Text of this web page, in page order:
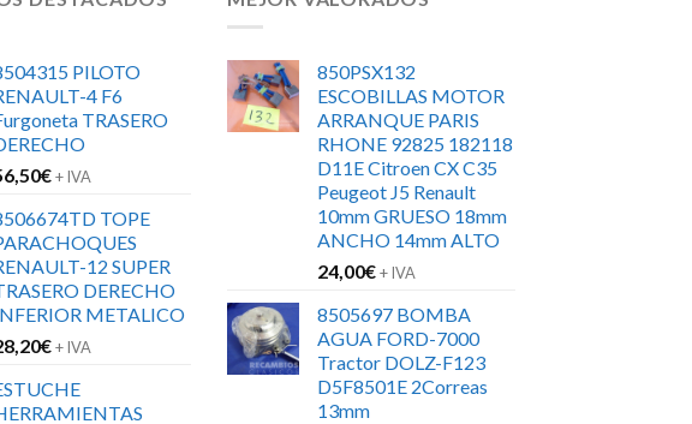
PILOTO
4 F6
TRASERO
€+ IVA
TOPE
12 SUPER
DERECHO
METALICO
€+ IVA
850PSX132
ESCOBILLAS MOTOR
ARRANQUE PARIS
RHONE 92825 182118
D11E Citroen CX C35
Peugeot J5 Renault
10mm GRUESO 18mm
ANCHO 14mm ALTO
24,00€+ IVA
8505697 BOMBA
AGUA FORD-7000
Tractor DOLZ-F123
D5F8501E 2Correas
13mm